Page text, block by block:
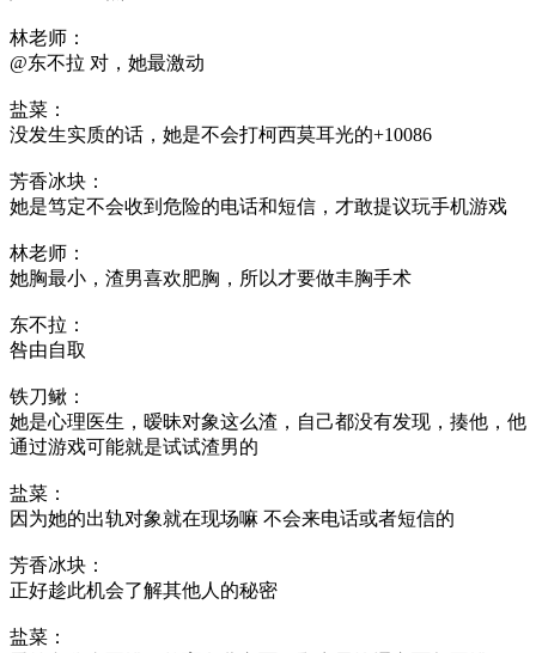
林老师：
@东不拉 对，她最激动
盐菜：
没发生实质的话，她是不会打柯西莫耳光的+10086
芳香冰块：
她是笃定不会收到危险的电话和短信，才敢提议玩手机游戏
林老师：
她胸最小，渣男喜欢肥胸，所以才要做丰胸手术
东不拉：
咎由自取
铁刀鳅：
她是心理医生，暧昧对象这么渣，自己都没有发现，揍他，他
通过游戏可能就是试试渣男的
盐菜：
因为她的出轨对象就在现场嘛 不会来电话或者短信的
芳香冰块：
正好趁此机会了解其他人的秘密
盐菜：